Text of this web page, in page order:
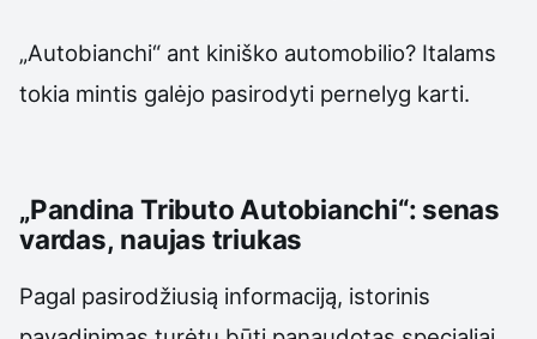
„Autobianchi“ ant kiniško automobilio? Italams
tokia mintis galėjo pasirodyti pernelyg karti.
„Pandina Tributo Autobianchi“: senas
vardas, naujas triukas
Pagal pasirodžiusią informaciją, istorinis